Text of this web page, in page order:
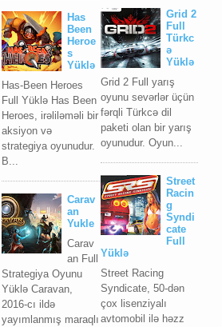
Grid 2
Full
Türkc
ə
Yüklə
Grid 2 Full yarış
oyunu sevərlər üçün
fərqli Türkcə dil
paketi olan bir yarış
oyunudur. Oyun...
Street
Racin
g
Syndi
cate
Full
Yüklə
Street Racing
Syndicate, 50-dən
çox lisenziyalı
avtomobil ilə həzz
Has
Been
Heroe
s
Yüklə
Has-Been Heroes
Full Yüklə Has Been
Heroes, irəliləməli bir
aksiyon və
strategiya oyunudur.
B...
Carav
an
Yukle
Carav
an Full
Strategiya Oyunu
Yüklə Caravan,
2016-cı ildə
yayımlanmış maraqlı